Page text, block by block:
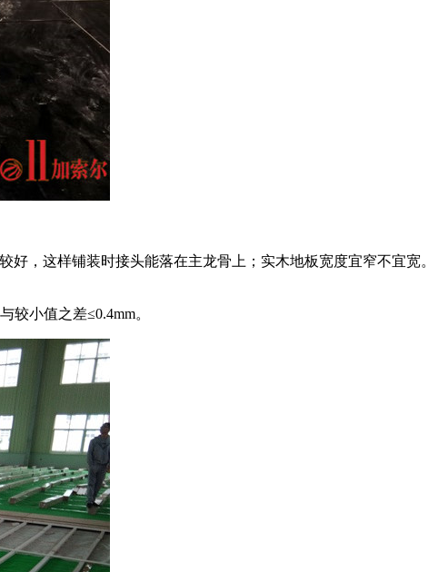
好，这样铺装时接头能落在主龙骨上；实木地板宽度宜窄不宜宽。
较小值之差≤0.4mm。